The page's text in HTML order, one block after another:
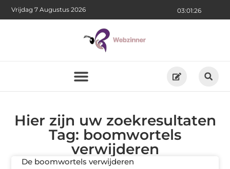
03:01:26
Vrijdag 7 Augustus 2026
Hier zijn uw zoekresultaten
Tag: boomwortels
verwijderen
De boomwortels verwijderen